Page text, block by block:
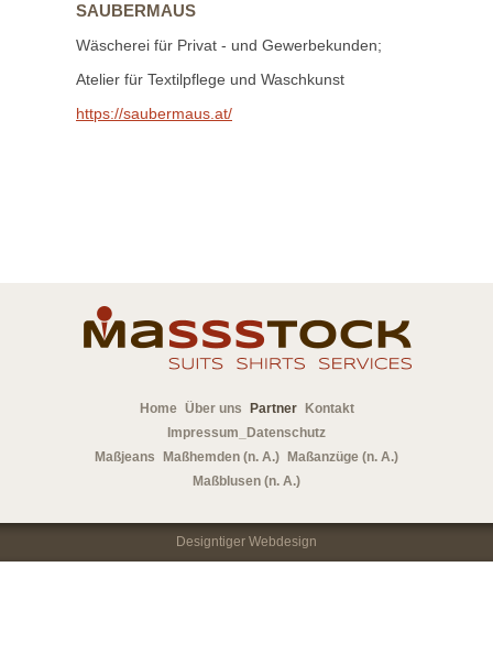
SAUBERMAUS
Wäscherei für Privat - und Gewerbekunden;
Atelier für Textilpflege und Waschkunst
https://saubermaus.at/
Home Über uns Partner
Kontakt
Impressum_Datenschutz
Maßjeans
Maßhemden (n. A.)
Maßanzüge (n. A.)
Maßblusen (n. A.)
Designtiger Webdesign